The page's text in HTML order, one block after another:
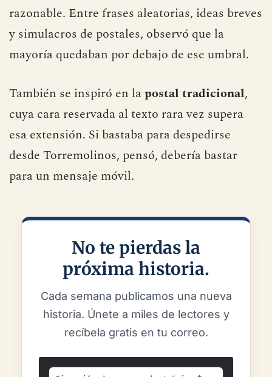
una máquina de escribir para comprobar
cuánta información cabía en un espacio
razonable. Entre frases aleatorias, ideas breves
mayoría quedaban por debajo de ese umbral.
También se inspiró en la postal tradicional
cuya cara reservada al texto rara vez supera
esa extensión. Si bastaba para despedirse
para un mensaje móvil.
No te pierdas la
próxima historia.
Cada semana publicamos una nueva
recíbela gratis en tu correo.